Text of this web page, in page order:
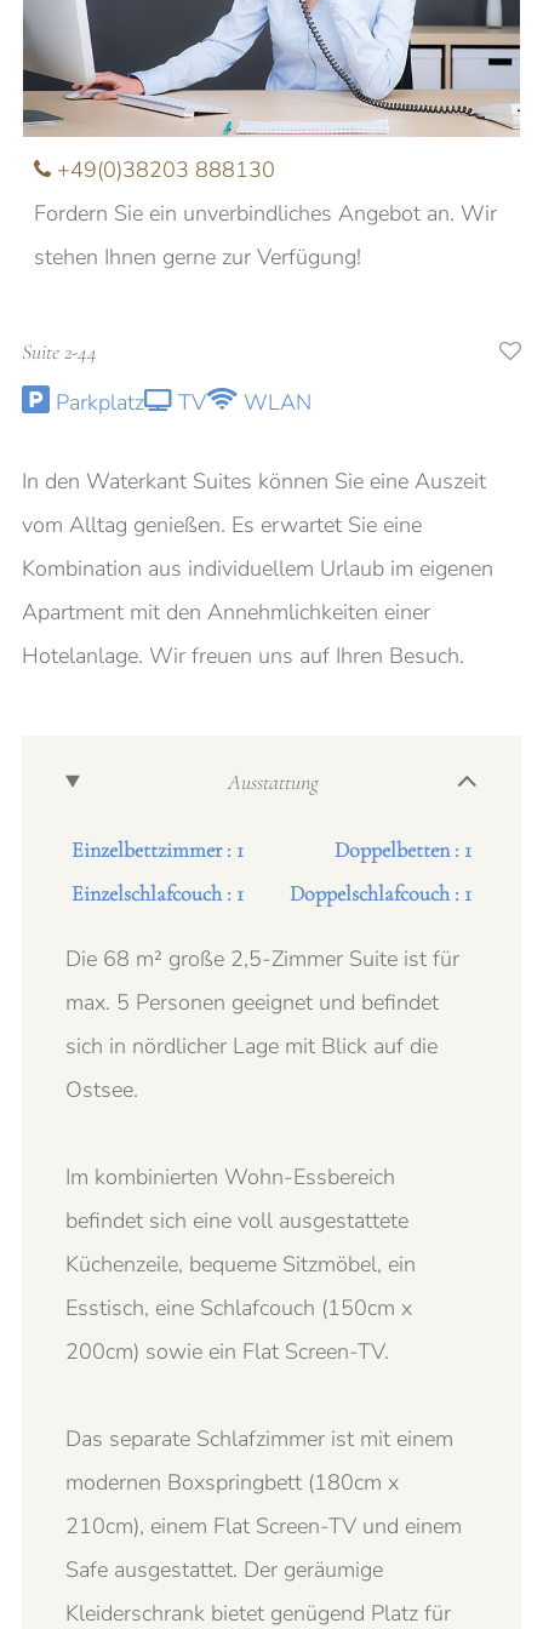
Suite 2-44
Parkplatz TV WLAN
In den Waterkant Suites können Sie eine Auszeit
vom Alltag genießen. Es erwartet Sie eine
Kombination aus individuellem Urlaub im eigenen
Apartment mit den Annehmlichkeiten einer
Hotelanlage. Wir freuen uns auf Ihren Besuch.
Ausstattung
Einzelbettzimmer : 1
Doppelbetten : 1
Einzelschlafcouch : 1
Doppelschlafcouch : 1
Die 68 m² große 2,5-Zimmer Suite ist für
max. 5 Personen geeignet und befindet
sich in nördlicher Lage mit Blick auf die
Ostsee.
Im kombinierten Wohn-Essbereich
befindet sich eine voll ausgestattete
Küchenzeile, bequeme Sitzmöbel, ein
Esstisch, eine Schlafcouch (150cm x
200cm) sowie ein Flat Screen-TV.
Das separate Schlafzimmer ist mit einem
modernen Boxspringbett (180cm x
210cm), einem Flat Screen-TV und einem
Safe ausgestattet. Der geräumige
Kleiderschrank bietet genügend Platz für
Nachname
E-Mail
Anfrage
Ich möchte über aktuelle Angebote und
+49(0)38203 888130
Fordern Sie ein unverbindliches Angebot an. Wir
stehen Ihnen gerne zur Verfügung!